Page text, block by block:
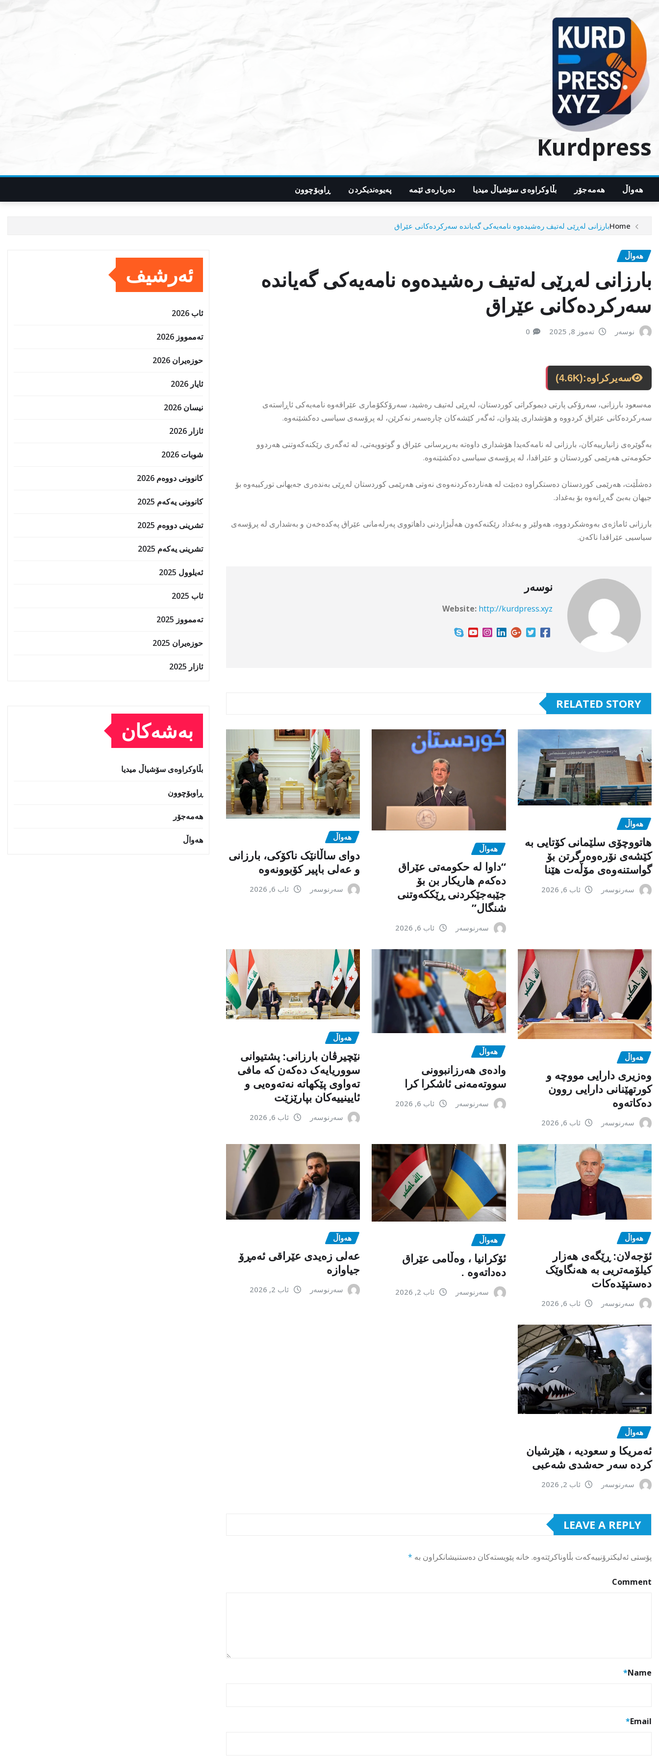
content
Kurdpress
هەواڵ هەمەجۆر بڵاوکراوەی سۆشیاڵ میدیا دەربارەی ئێمە پەیوەندیکردن ڕاوبۆچوون
Homeبارزانی لەڕێی لەتیف رەشیدەوە نامەیەکی گەیاندە سەرکردەکانی عێراق
هەواڵ
بارزانی لەڕێی لەتیف رەشیدەوە نامەیەکی گەیاندە
سەرکردەکانی عێراق
نوسەر تەموز 8, 2025 0
سەیرکراوە:(4.6K)
مەسعود بارزانی، سەرۆکی پارتی دیموکراتی کوردستان، لەڕێی لەتیف رەشید، سەرۆککۆماری عێراقەوە نامەیەکی ئاڕاستەی
سەرکردەکانی عێراق کردووە و هۆشداری پێدوان، ئەگەر کێشەکان چارەسەر نەکرێن، لە پرۆسەى سیاسی دەکشێنەوە.
بەگوێرەی زانیارییەکان، بارزانی لە نامەکەیدا هۆشداری داوەتە بەرپرسانی عێراق و گوتوویەتی، لە ئەگەری رێکنەکەوتنی هەردوو
حکومەتی هەرێمی کوردستان و عێراقدا، لە پرۆسەى سیاسی دەکشێنەوە.
دەشڵێت، هەرێمی کوردستان دەستکراوە دەبێت لە هەناردەکردنەوەی نەوتی هەرێمی کوردستان لەڕێی بەندەری جەیهانی تورکییەوە بۆ
جیهان بەبێ گەڕانەوە بۆ بەغداد.
بارزانی ئاماژەی بەوەشکردووە، هەولێر و بەغداد رێکنەکەون هەڵبژاردنی داهاتووی پەرلەمانی عێراق پەکدەخەن و بەشداری لە پرۆسەی
سیاسیی عێراقدا ناکەن.
نوسەر
Website: http://kurdpress.xyz
RELATED STORY
هەواڵ
هاتووچۆی سلێمانی کۆتایی بە
کێشەی نۆرەوەرگرتن بۆ
گواستنەوەی مۆڵەت هێنا
سەرنوسەر ئاب 6, 2026
هەواڵ
“داوا لە حكومەتی عێراق
دەكەم هاریكار بن بۆ
جێبەجێكردنی ڕێككەوتنی
شنگال”
سەرنوسەر ئاب 6, 2026
هەواڵ
دوای ساڵانێک ناکۆکی، بارزانی
و عەلی باپیر کۆبوونەوە
سەرنوسەر ئاب 6, 2026
هەواڵ
وەزیری دارایی مووچە و
کورتهێنانی دارایی روون
دەکاتەوە
سەرنوسەر ئاب 6, 2026
هەواڵ
وادەی هەرزانبوونی
سووتەمەنی ئاشکرا کرا
سەرنوسەر ئاب 6, 2026
هەواڵ
نێچیرڤان بارزانی: پشتیوانی
سووریایەک دەکەن کە مافی
تەواوی پێکهاتە نەتەوەیی و
ئایینییەکان بپارێزێت
سەرنوسەر ئاب 6, 2026
هەواڵ
ئۆجەلان: ڕێگەی هەزار
کیلۆمەتریی بە هەنگاوێک
دەستپێدەکات
سەرنوسەر ئاب 6, 2026
هەواڵ
ئۆکرانیا ، وەڵامی عێراق
دەداتەوە .
سەرنوسەر ئاب 2, 2026
هەواڵ
عەلی زەیدی عێراقی ئەمڕۆ
جیاوازە
سەرنوسەر ئاب 2, 2026
هەواڵ
ئەمریکا و سعودیە ، هێرشیان
کردە سەر حەشدی شەعبی
سەرنوسەر ئاب 2, 2026
LEAVE A REPLY
پۆستی ئەلیکترۆنییەکەت بڵاوناکرێتەوە. خانە پێویستەکان دەستنیشانکراون بە *
Comment
Name
*
Email
*
ئەرشیف
ئاب 2026
تەممووز 2026
حوزه‌یران 2026
ئایار 2026
نیسان 2026
ئازار 2026
شوبات 2026
کانوونی دووەم 2026
کانوونی یەکەم 2025
تشرینی دووەم 2025
تشرینی یەکەم 2025
ئەیلوول 2025
ئاب 2025
تەممووز 2025
حوزه‌یران 2025
ئازار 2025
بەشەکان
بڵاوکراوەی سۆشیاڵ میدیا
ڕاوبۆچوون
هەمەجۆر
هەواڵ